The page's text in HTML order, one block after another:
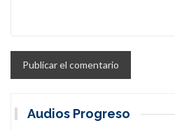
Audios Progreso